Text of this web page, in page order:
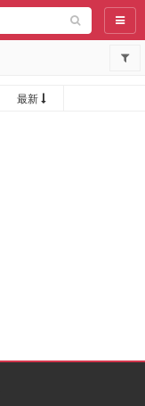
导航
最新